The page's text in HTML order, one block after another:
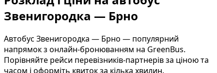
Звенигородка — Брно
Автобус Звенигородка — Брно — популярний
напрямок з онлайн-бронюванням на GreenBus.
Порівняйте рейси перевізників-партнерів за ціною та
часом і оформіть квиток за кілька хвилин.